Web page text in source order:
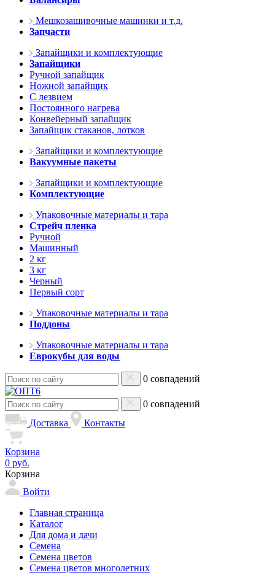
Мешкозашивочные машинки и т.д.
Запчасти
Запайщики и комплектующие
Запайщики
Ручной запайщик
Ножной запайщик
С лезвием
Постоянного нагрева
Конвейерный запайщик
Запайщик стаканов, лотков
Запайщики и комплектующие
Вакуумные пакеты
Запайщики и комплектующие
Комплектующие
Упаковочные материалы и тара
Стрейч пленка
Ручной
Машинный
2 кг
3 кг
Черный
Первый сорт
Упаковочные материалы и тара
Поддоны
Упаковочные материалы и тара
Еврокубы для воды
0 совпадений
0 совпадений
Доставка
Контакты
Корзина
0 руб.
Корзина
Войти
Главная страница
Каталог
Для дома и дачи
Семена
Семена цветов
Семена цветов многолетних